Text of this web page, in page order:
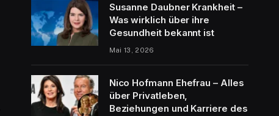
Susanne Daubner Krankheit –
Was wirklich über ihre
Gesundheit bekannt ist
Mai 13, 2026
Nico Hofmann Ehefrau – Alles
über Privatleben,
Beziehungen und Karriere des